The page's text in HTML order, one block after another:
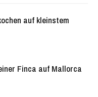
auf kleinstem
Finca auf Mallorca